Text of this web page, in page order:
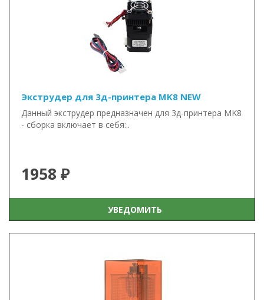
Экструдер для 3д-принтера MK8 NEW
Данный экструдер предназначен для 3д-принтера MK8
- сборка включает в себя:..
1958 ₽
УВЕДОМИТЬ